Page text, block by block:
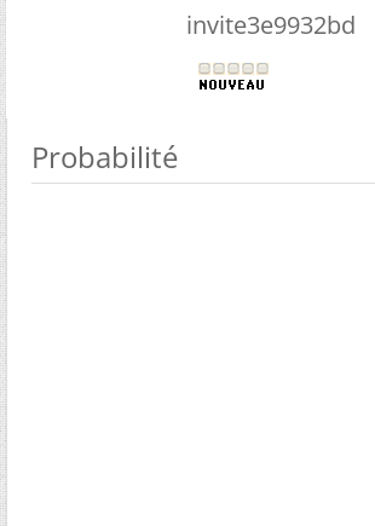
invite3e9932bd
Probabilité